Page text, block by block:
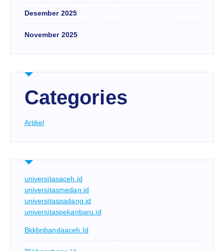
Desember 2025
November 2025
Categories
Artikel
universitasaceh.id
universitasmedan.id
universitaspadang.id
universitaspekanbaru.id
Bkkbnbandaaceh.id